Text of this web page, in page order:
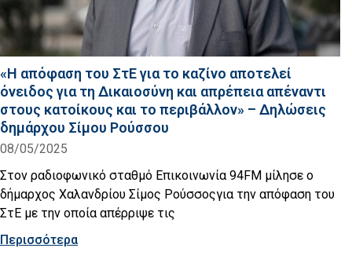
«Η απόφαση του ΣτΕ για το καζίνο αποτελεί
όνειδος για τη Δικαιοσύνη και απρέπεια απέναντι
στους κατοίκους και το περιβάλλον» – Δηλώσεις
δημάρχου Σίμου Ρούσσου
08/05/2025
Στον ραδιοφωνικό σταθμό Επικοινωνία 94FM μίλησε ο
δήμαρχος Χαλανδρίου Σίμος Ρούσσοςγια την απόφαση του
ΣτΕ με την οποία απέρριψε τις
Περισσότερα